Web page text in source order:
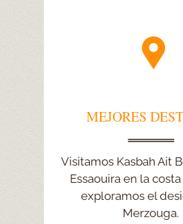
MEJORES
Visitamos Kasbah Ait
Essaouira en la
exploramos el
Merzouga.
MEJORES
Exploramos
nómada en Erg Chebbi,
Marrakech y